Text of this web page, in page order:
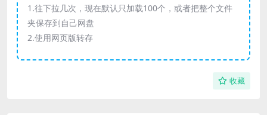
1.往下拉几次，现在默认只加载100个，或者把整个文件
夹保存到自己网盘
2.使用网页版转存
收藏